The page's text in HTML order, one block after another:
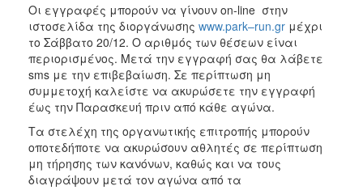
Οι εγγραφές μπορούν να γίνουν on-line στην
ιστοσελίδα της διοργάνωσης www.park–run.gr μέχρι
το Σάββατο 20/12. Ο αριθμός των θέσεων είναι
περιορισμένος. Μετά την εγγραφή σας θα λάβετε
sms με την επιβεβαίωση. Σε περίπτωση μη
συμμετοχή καλείστε να ακυρώσετε την εγγραφή
έως την Παρασκευή πριν από κάθε αγώνα.
Τα στελέχη της οργανωτικής επιτροπής μπορούν
οποτεδήποτε να ακυρώσουν αθλητές σε περίπτωση
μη τήρησης των κανόνων, καθώς και να τους
διαγράψουν μετά τον αγώνα από τα